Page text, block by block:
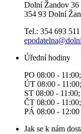
Dolní Žandov 36
354 93 Dolní
Tel.: 354 693 511
Úřední hodiny
PO 08:00 -
ÚT 08:00 -
ST 08:00 -
ČT 08:00 -
PÁ 08:00 - 12:00
Jak se k nám